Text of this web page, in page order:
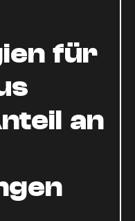
für
an